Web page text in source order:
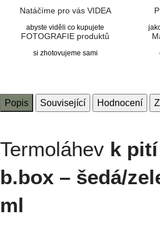
Natáčíme pro vás VIDEA
abyste viděli co kupujete
FOTOGRAFIE produktů
si zhotovujeme sami
Popis Související Hodnocení
Termoláhev k
b.box – šedá/
ml